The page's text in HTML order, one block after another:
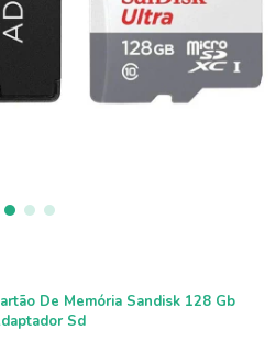
De Memória Sandisk 128 Gb
Sd